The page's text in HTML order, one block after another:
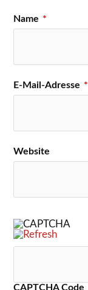
Name *
E-Mail-Adresse *
Website
CAPTCHA Code